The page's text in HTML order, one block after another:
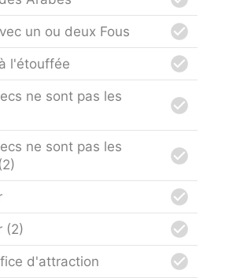
un ou deux Fous
l'étouffée
ne sont pas les
ne sont pas les
(2)
d'attraction